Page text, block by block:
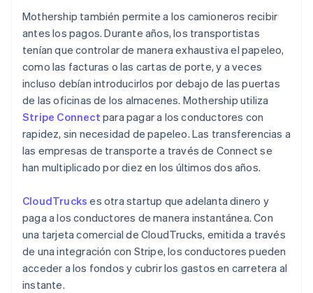
Mothership también permite a los camioneros recibir
antes los pagos. Durante años, los transportistas
tenían que controlar de manera exhaustiva el papeleo,
como las facturas o las cartas de porte, y a veces
incluso debían introducirlos por debajo de las puertas
de las oficinas de los almacenes. Mothership utiliza
Stripe Connect para pagar a los conductores con
rapidez, sin necesidad de papeleo. Las transferencias a
las empresas de transporte a través de Connect se
han multiplicado por diez en los últimos dos años.
CloudTrucks es otra startup que adelanta dinero y
paga a los conductores de manera instantánea. Con
una tarjeta comercial de CloudTrucks, emitida a través
de una integración con Stripe, los conductores pueden
acceder a los fondos y cubrir los gastos en carretera al
instante.